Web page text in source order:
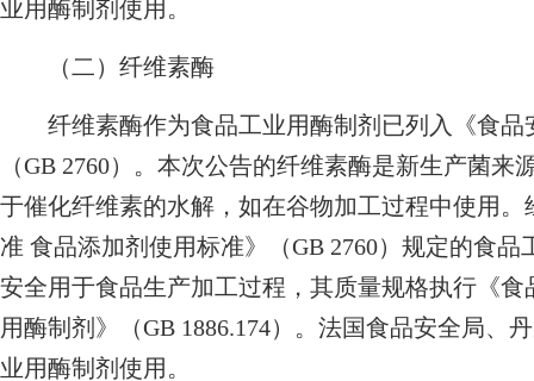
业用酶制剂使用。
（二）纤维素酶
纤维素酶作为食品工业用酶制剂已列入《食品
（GB 2760）。本次公告的纤维素酶是新生产菌
于催化纤维素的水解，如在谷物加工过程中使用
准 食品添加剂使用标准》（GB 2760）规定的食
安全用于食品生产加工过程，其质量规格执行《
用酶制剂》（GB 1886.174）。法国食品安全局、
业用酶制剂使用。